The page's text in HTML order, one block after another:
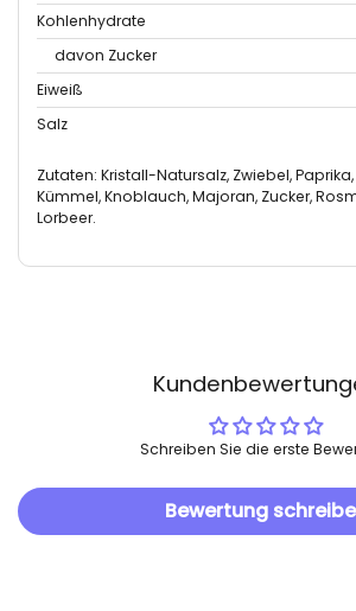
Kohlenhydrate
davon Zucker
Eiweiß
Salz
Zutaten: Kristall-Natursalz, Zwiebel,
Kümmel, Knoblauch, Majoran, Zucker,
Lorbeer.
Schreiben Sie die erste
Bewertung